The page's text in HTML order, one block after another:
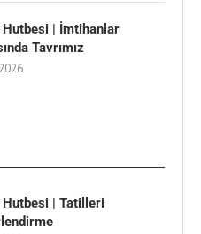
Hutbesi | İmtihanlar
Tavrımız
Hutbesi | Tatilleri